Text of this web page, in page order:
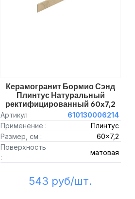
Керамогранит Бормио Сэнд
Плинтус Натуральный
ректифицированный 60x7,2
Артикул
610130006214
Применение :
Плинтус
Размер, см :
60x7,2
Поверхность
:
матовая
543 руб/шт.